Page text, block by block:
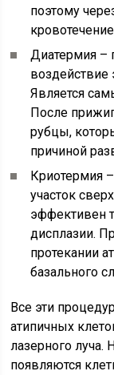
поэтому
Диатермия –
воздействие
Является
После
рубцы,
причиной
Криотермия
участок
эффективен
дисплазии.
протекании
базального
Все эти
атипичных
лазерного луча.
появляются